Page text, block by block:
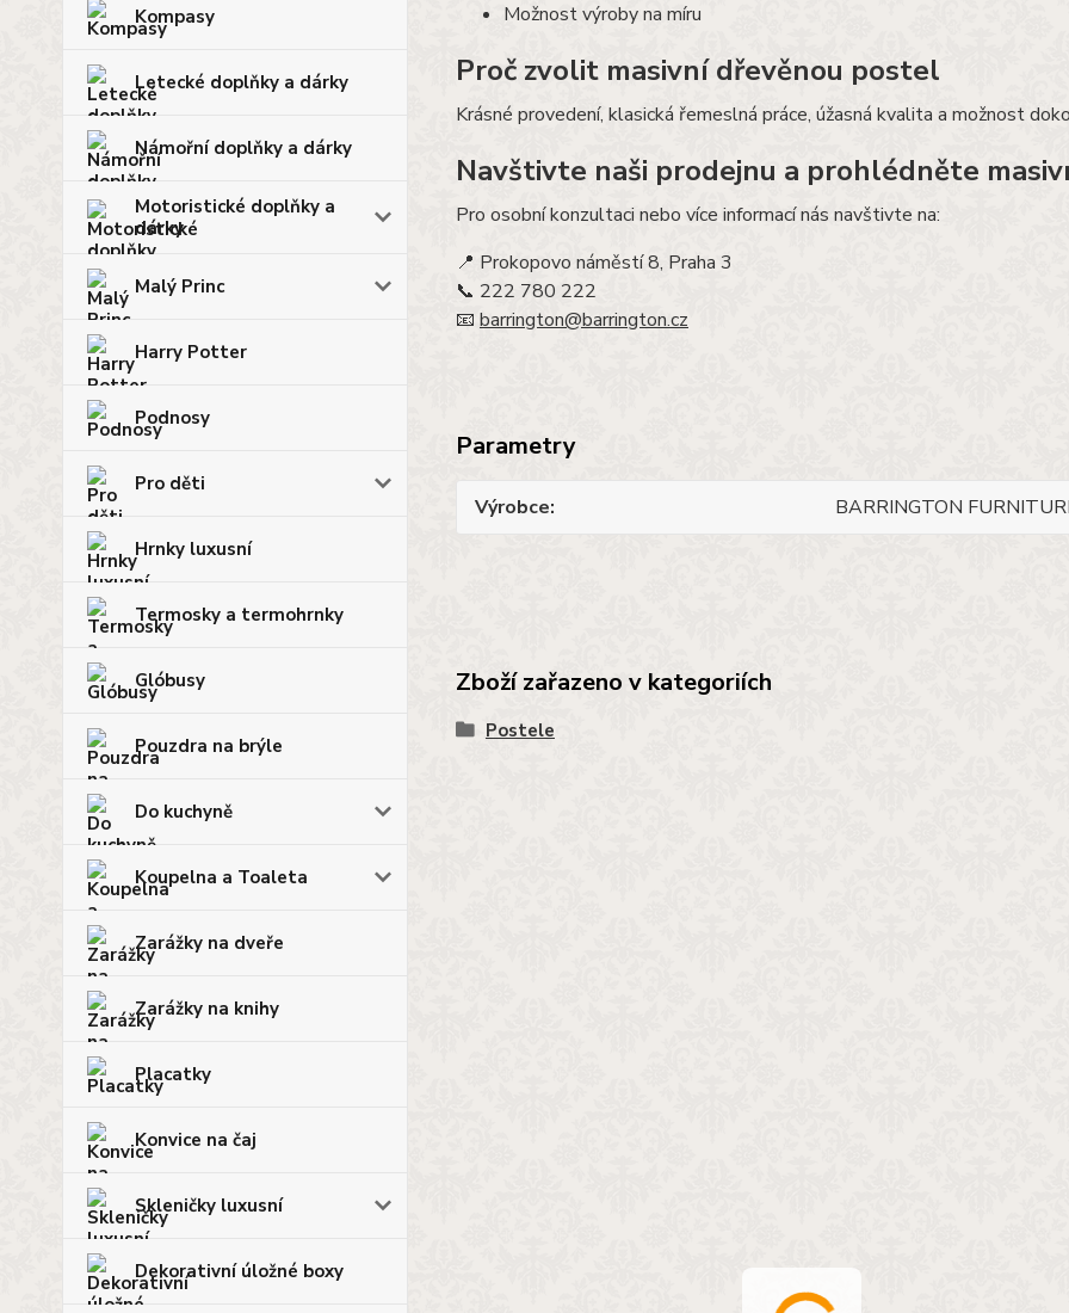
Kompasy
Letecké doplňky a dárky
Námořní doplňky a dárky
Motoristické doplňky a
dárky
Malý Princ
Harry Potter
Podnosy
Pro děti
Hrnky luxusní
Termosky a termohrnky
Glóbusy
Pouzdra na brýle
Do kuchyně
Koupelna a Toaleta
Zarážky na dveře
Zarážky na knihy
Placatky
Konvice na čaj
Skleničky luxusní
Dekorativní úložné boxy
Možnost výroby na míru
Proč zvolit masivní dřevěnou postel
Krásné provedení, klasická řemeslná práce, úžasná kvalita a možnost
Navštivte naši prodejnu a prohlédněte
Pro osobní konzultaci nebo více informací nás navštivte na:
📍 Prokopovo náměstí 8, Praha 3
📞 222 780 222
📧 barrington@barrington.cz
Parametry
Výrobce BARRINGTON
Zboží zařazeno v kategoriích
Postele